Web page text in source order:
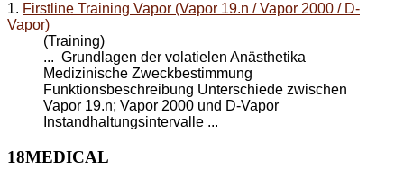
1. Firstline Training Vapor (Vapor 19.n / Vapor 2000 / D-
Vapor)
(Training)
... Grundlagen der volatielen Anästhetika
Medizinische Zweckbestimmung
Funktionsbeschreibung Unterschiede zwischen
Vapor 19.n; Vapor 2000 und D-Vapor
Instandhaltungsintervalle ...
18MEDICAL